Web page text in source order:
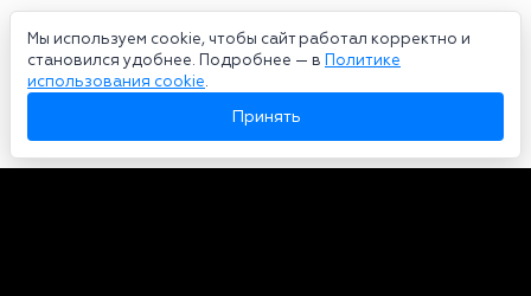
Мы используем cookie, чтобы сайт работал корректно и
становился удобнее. Подробнее — в Политике
использования cookie.
Принять